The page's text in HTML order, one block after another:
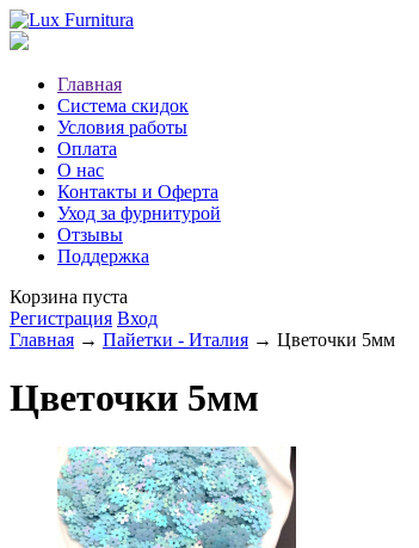
Главная
Система скидок
Условия работы
Оплата
О нас
Контакты и Оферта
Уход за фурнитурой
Отзывы
Поддержка
Корзина пуста
Регистрация Вход
Главная → Пайетки - Италия → Цветочки 5мм
Цветочки 5мм